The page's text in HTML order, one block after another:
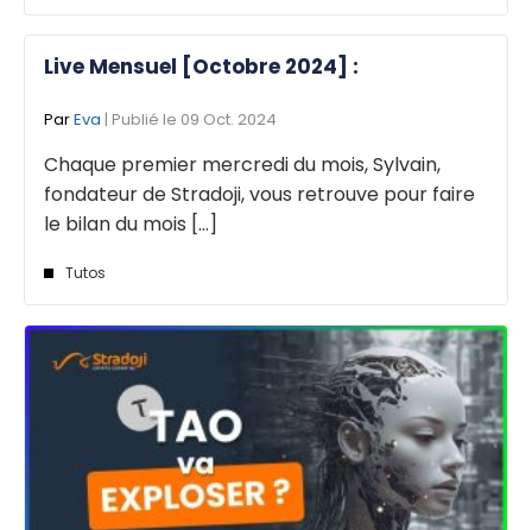
Live Mensuel [Octobre 2024] :
ParEva | Publié le 09 Oct. 2024
Chaque premier mercredi du mois, Sylvain,
fondateur de Stradoji, vous retrouve pour faire
le bilan du mois [...]
Tutos